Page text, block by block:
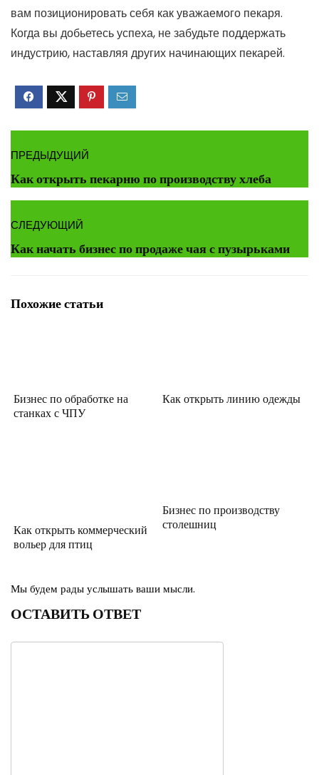
вам позиционировать себя как уважаемого пекаря.
Когда вы добьетесь успеха, не забудьте поддержать
индустрию, наставляя других начинающих пекарей.
ПРЕДЫДУЩИЙ
Как открыть пекарню по производству хлеба
СЛЕДУЮЩИЙ
Как начать бизнес по продаже чая с пузырьками
Похожие статьи
Бизнес по обработке на
станках с ЧПУ
Как открыть линию одежды
Как открыть коммерческий
вольер для птиц
Бизнес по производству
столешниц
Мы будем рады услышать ваши мысли.
ОСТАВИТЬ ОТВЕТ